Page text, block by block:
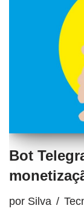
Bot
por Silva